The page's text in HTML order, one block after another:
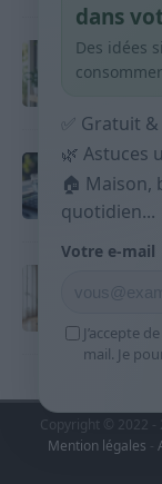
9
9
Copyright © 2022 -
Mention légales -
dans
Des idées
✅ Gratuit
🌿 Astuces
🏠 Maison,
quotidien...
Votre e-mail
J’accepte
mail. Je